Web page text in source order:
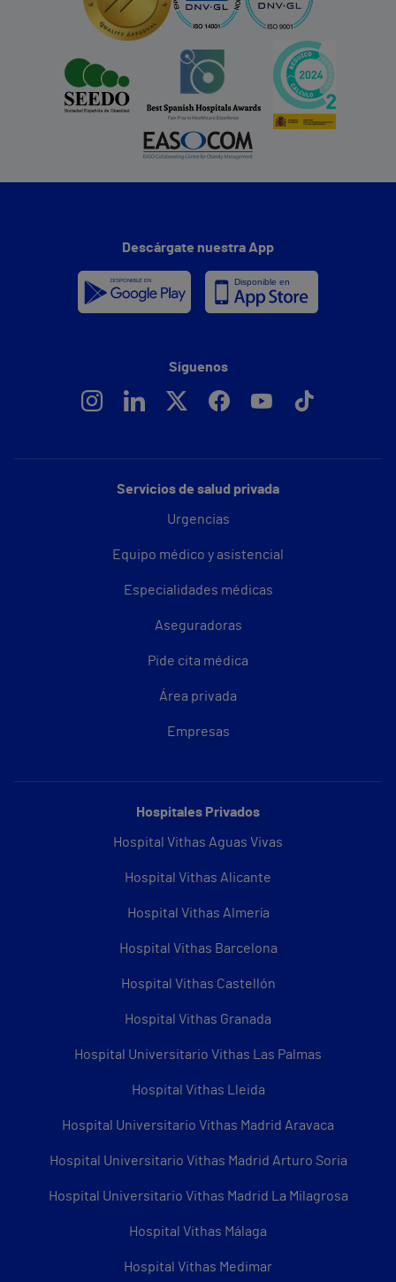
Servicios de salud privada
Urgencias
Equipo médico y asistencial
Especialidades médicas
Aseguradoras
Pide cita médica
Área privada
Empresas
Hospitales Privados
Hospital Vithas Aguas Vivas
Hospital Vithas Alicante
Hospital Vithas Almería
Hospital Vithas Barcelona
Hospital Vithas Castellón
Hospital Vithas Granada
Hospital Universitario Vithas Las Palmas
Hospital Vithas Lleida
Hospital Universitario Vithas Madrid Aravaca
Hospital Universitario Vithas Madrid Arturo Soria
Hospital Universitario Vithas Madrid La Milagrosa
Hospital Vithas Málaga
Hospital Vithas Medimar
Descárgate nuestra App
Síguenos